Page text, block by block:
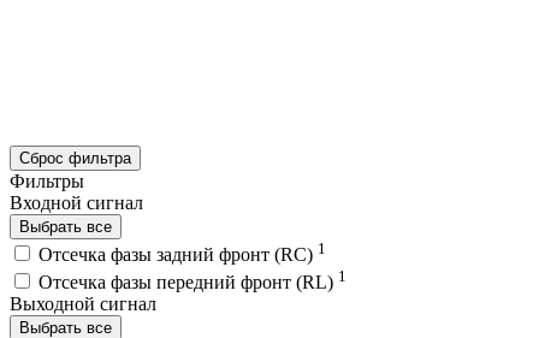
Сброс фильтра
Фильтры
Входной сигнал
Выбрать все
Отсечка фазы задний фронт (RC) 1
Отсечка фазы передний фронт (RL) 1
Выходной сигнал
Выбрать все